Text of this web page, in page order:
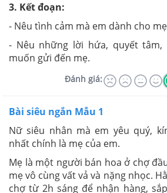
3. Kết đoạn:
- Nêu tình cảm mà em dành cho
- Nêu những lời hứa, quyết tâm,
muốn gửi đến mẹ.
Đánh giá:
Bài siêu ngắn Mẫu 1
Nữ siêu nhân mà em yêu quý,
nhất chính là mẹ của em.
Mẹ là một người bán hoa ở chợ
mẹ vô cùng vất vả và nặng nhọc.
chợ từ 2h sáng để nhận hàng,